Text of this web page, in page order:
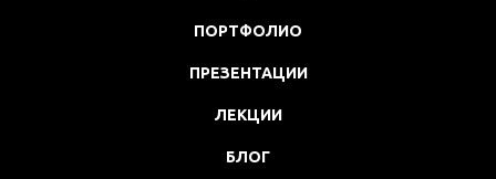
ПОРТФОЛИО
ПРЕЗЕНТАЦИИ
ЛЕКЦИИ
БЛОГ